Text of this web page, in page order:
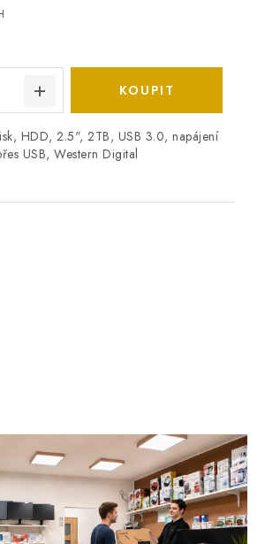
HDD, 2.5", 2TB, USB 3.0, napájení
USB, Western Digital